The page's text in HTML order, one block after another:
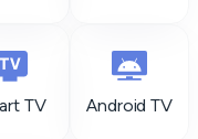
TV Android TV